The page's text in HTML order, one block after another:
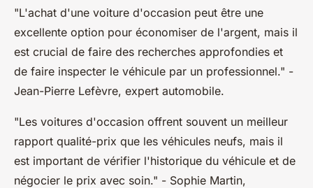
"L'achat d'une voiture d'occasion peut être une
excellente option pour économiser de l'argent, mais il
est crucial de faire des recherches approfondies et
de faire inspecter le véhicule par un professionnel." -
Jean-Pierre Lefèvre, expert automobile.
"Les voitures d'occasion offrent souvent un meilleur
rapport qualité-prix que les véhicules neufs, mais il
est important de vérifier l'historique du véhicule et de
négocier le prix avec soin." - Sophie Martin,